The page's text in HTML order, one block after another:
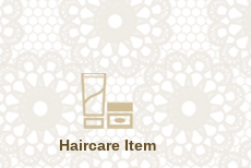
Haircare Item